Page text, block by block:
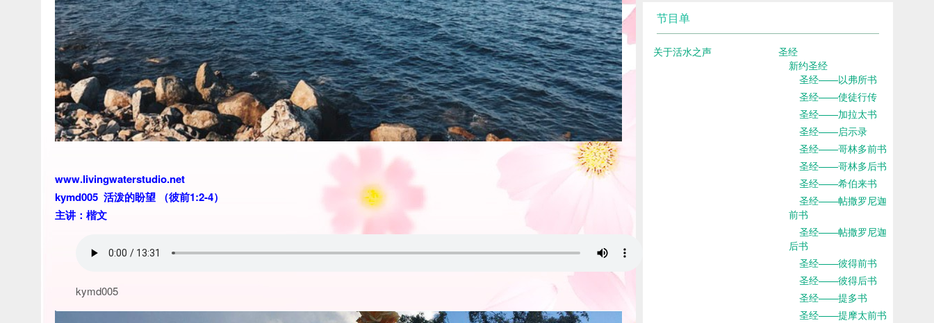
www.livingwaterstudio.net
kymd005 活泼的盼望 （彼前1:2-4）
主讲：楷文
kymd005
节目单
关于活水之声
圣经
新约圣经
圣经——以弗所书
圣经——使徒行传
圣经——加拉太书
圣经——启示录
圣经——哥林多前书
圣经——哥林多后书
圣经——希伯来书
圣经——帖撒罗尼迦
前书
圣经——帖撒罗尼迦
后书
圣经——彼得前书
圣经——彼得后书
圣经——提多书
圣经——提摩太前书